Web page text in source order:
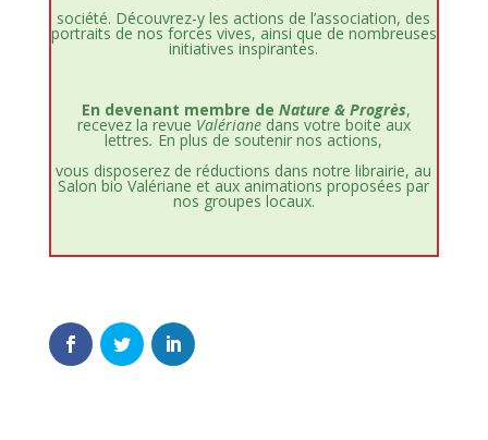
société. Découvrez-y les actions de l’association, des
portraits de nos forces vives, ainsi que de nombreuses
initiatives inspirantes.
En devenant membre de Nature & Progrès,
recevez la revue Valérianedans votre boite aux
lettres. En plus de soutenir nos actions,
vous disposerez de réductions dans notre librairie, au
Salon bio Valériane et aux animations proposées par
nos groupes locaux.